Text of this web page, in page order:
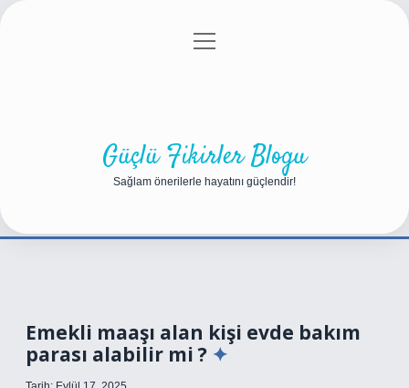
Gizlilik Politikası
menüyü
Güçlü Fikirler Blogu
Sağlam önerilerle hayatını güçlendir!
Emekli maaşı alan kişi evde bakım
parası alabilir mi ?